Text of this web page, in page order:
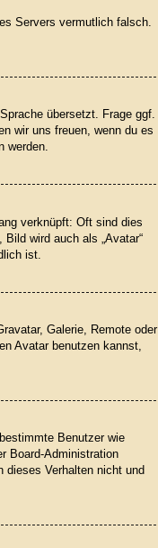
Servers vermutlich falsch.
übersetzt. Frage ggf.
wir uns freuen, wenn du es
werden.
verknüpft: Oft sind dies
wird auch als „Avatar“
ist.
Galerie, Remote oder
Avatar benutzen kannst,
Benutzer wie
Board-Administration
Verhalten nicht und